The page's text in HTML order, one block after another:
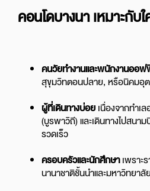
คอนโดบางนา เหมาะกับ
คนวัยทำงานและพนักงานออ
สุขุมวิทตอนปลาย, หรือนิคมอุ
ผู้ที่เดินทางบ่อยเนื่องจากทำเ
(บูรพาวิถี) และเดินทางไปสน
รวดเร็ว
ครอบครัวและนักศึกษาเพราะ
นานาชาติชั้นนำและมหาวิทยา